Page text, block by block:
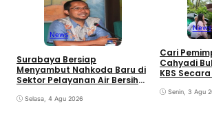
News
Surabaya Bersiap
Menyambut Nahkoda Baru di
Sektor Pelayanan Air Bersih
Selasa, 4 Agu 2026
News
Cari
Cahyadi
KBS
Senin, 3 Agu